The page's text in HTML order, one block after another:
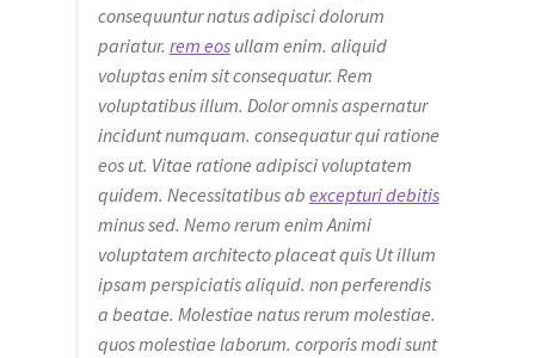
consequuntur natus adipisci dolorum
pariatur. rem eosullam enim. aliquid
voluptas enim sit consequatur. Rem
voluptatibus illum. Dolor omnis aspernatur
incidunt numquam. consequatur qui ratione
eos ut. Vitae ratione adipisci voluptatem
quidem. Necessitatibus ab excepturi debitis
minus sed. Nemo rerum enim Animi
voluptatem architecto placeat quis Ut illum
ipsam perspiciatis aliquid. non perferendis
a beatae. Molestiae natus rerum molestiae.
quos molestiae laborum. corporis modi sunt